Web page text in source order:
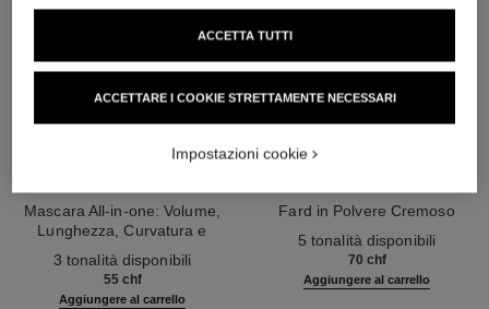
Mascara All-in-one: Volume,
Lunghezza, Curvatura e
3 tonalità disponibili
55 chf
Aggiungere al carrello
Fard in Polvere Cremoso
5 tonalità disponibili
70 chf
Aggiungere al carrello
ACCETTARE I COOKIE STRETTAMENTE NECESSARI
ACCETTA TUTTI
Impostazioni cookie